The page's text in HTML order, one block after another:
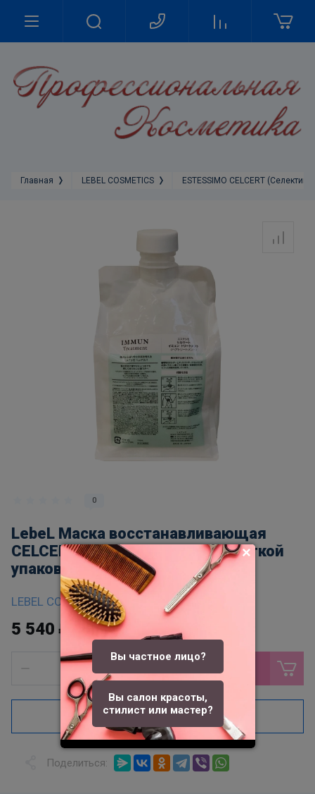
Главная LEBEL COSMETICS ESTESSIMO CELCERT
0
LebeL Маска восстанавливающая
CELCERT IMMUN Treatment (в мягкой
упаковке), 750мл
LEBEL COSMETICS
5 540 ₽
В корзину
Купить в один клик
Поделиться:
Вы частное лицо?
Вы салон красоты,
стилист или мастер?